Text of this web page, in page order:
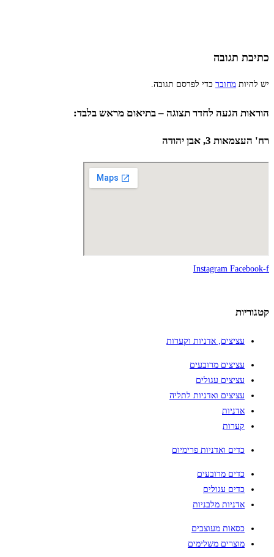
כתיבת תגובה
יש להיות מחובר כדי לפרסם תגובה.
הוראות הגעה לחדר תצוגה – בתיאום מראש בלבד:
רח' העצמאות 3, אבן יהודה
Instagram Facebook-f
קטגוריות
עציצים, אדניות וקערות
עציצים מרובעים
עציצים עגולים
עציצים ואדניות לתליה
אדניות
קערות
כדים ואדניות פרימיום
כדים מרובעים
כדים עגולים
אדניות מלבניות
כסאות מעוצבים
מוצרים משלימים